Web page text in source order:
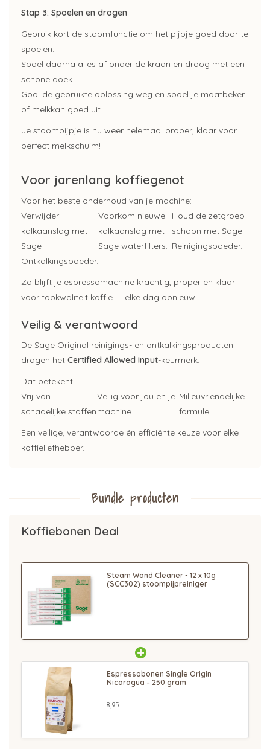
Stap 3: Spoelen en drogen
Gebruik kort de stoomfunctie om het pijpje goed door te
spoelen.
Spoel daarna alles af onder de kraan en droog met een
schone doek.
Gooi de gebruikte oplossing weg en spoel je maatbeker
of melkkan goed uit.
Je stoompijpje is nu weer helemaal proper, klaar voor
perfect melkschuim!
Voor jarenlang koffiegenot
Voor het beste onderhoud van je machine:
Verwijder
kalkaanslag met
Sage
Ontkalkingspoeder.
Voorkom nieuwe
kalkaanslag met
Sage waterfilters.
Houd de zetgroep
schoon met Sage
Reinigingspoeder.
Zo blijft je espressomachine krachtig, proper en klaar
voor topkwaliteit koffie — elke dag opnieuw.
Veilig & verantwoord
De Sage Original reinigings- en ontkalkingsproducten
dragen het Certified Allowed Input-keurmerk.
Dat betekent:
Vrij van
schadelijke stoffen
Veilig voor jou en je
machine
Milieuvriendelijke
formule
Een veilige, verantwoorde én efficiënte keuze voor elke
koffieliefhebber.
Bundle producten
Koffiebonen Deal
Steam Wand Cleaner - 12 x 10g
(SCC302) stoompijpreiniger
Espressobonen Single Origin
Nicaragua – 250 gram
8,95